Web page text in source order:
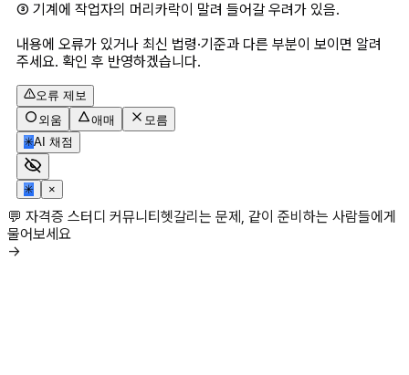
③ 기계에 작업자의 머리카락이 말려 들어갈 우려가 있음.
내용에 오류가 있거나 최신 법령·기준과 다른 부분이 보이면 알려
주세요. 확인 후 반영하겠습니다.
오류 제보
외움
애매
모름
✳AI 채점
✳ ×
💬 자격증 스터디 커뮤니티헷갈리는 문제, 같이 준비하는 사람들에게
물어보세요
→